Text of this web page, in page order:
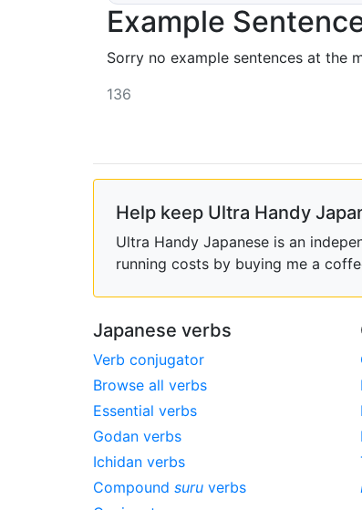
Example
Sorry no example sentences at the
136
Help keep Ultra Handy
Ultra Handy Japanese is an
running costs by buying me a
Japanese verbs
Verb conjugator
Browse all verbs
Essential verbs
Godan verbs
Ichidan verbs
Compound suru verbs